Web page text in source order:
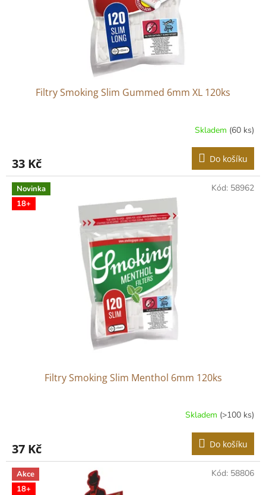
Filtry Smoking Slim Gummed 6mm XL 120ks
Skladem (60 ks)
33 Kč Do košíku
Novinka
18+
Filtry Smoking Slim Menthol 6mm 120ks
Skladem (>100 ks)
37 Kč Do košíku
Kód: 58962
Akce
18+
Kód: 58806